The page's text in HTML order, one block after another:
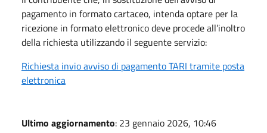
pagamento in formato cartaceo, intenda optare per la
ricezione in formato elettronico deve procede all’inoltro
della richiesta utilizzando il seguente servizio:
Richiesta invio avviso di pagamento TARI tramite posta
elettronica
Ultimo aggiornamento: 23 gennaio 2026, 10:46